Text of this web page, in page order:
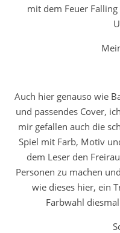
mit dem Feuer
Auch hier genauso wie
und passendes Cover,
mir gefallen auch die
Spiel mit Farb, Motiv
dem Leser den
Personen zu machen
wie dieses hier, ein
Farbwahl